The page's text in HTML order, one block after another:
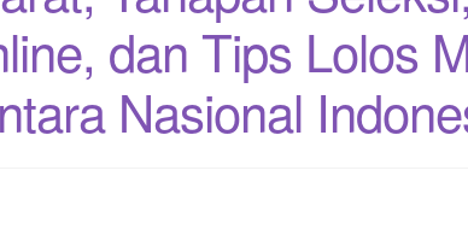
dan Tips Lolos
Nasional